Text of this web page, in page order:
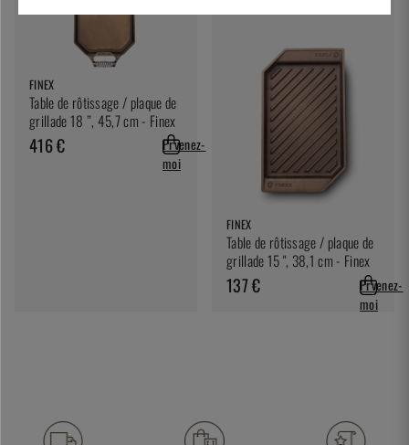
FINEX
Table de rôtissage / plaque de
grillade 18 ”, 45,7 cm - Finex
416 €
Prvenez-
moi
FINEX
Table de rôtissage / plaque de
grillade 15 ", 38,1 cm - Finex
137 €
Prvenez-
moi